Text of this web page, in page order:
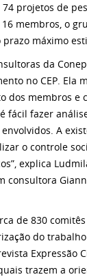
projetos de
membros, o
máximo
da
no CEP. Ela
dos membros e
fácil fazer
A
o controle
explica
consultora
de 830
do
Expressão
trazem a